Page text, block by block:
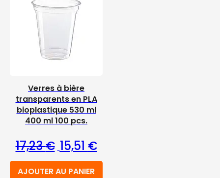
Verres à bière
transparents en PLA
bioplastique 530 ml
400 ml 100 pcs.
17,23€ Le prix initial était : 17,23 €.
15,51 €Le prix actuel est : 15,51 €.
AJOUTER AU PANIER